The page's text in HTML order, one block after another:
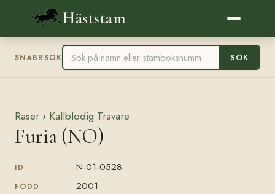
Häststam
SNABBSÖK SÖK
Raser › Kallblodig Travare
Furia (NO)
ID N-01-0528
FÖDD 2001